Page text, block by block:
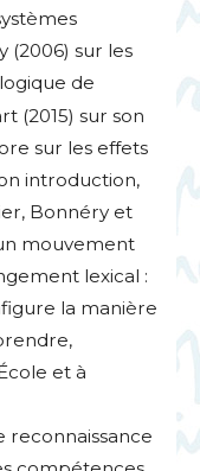
(2006) sur les
de
(2015) sur son
sur les effets
introduction,
Bonnéry et
mouvement
lexical :
la manière
et à
reconnaissance